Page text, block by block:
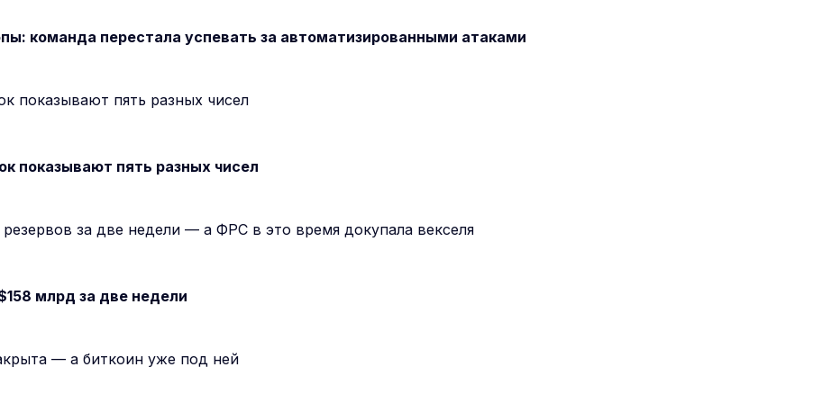
команда перестала успевать за автоматизированными атаками
показывают пять разных чисел
млрд за две недели